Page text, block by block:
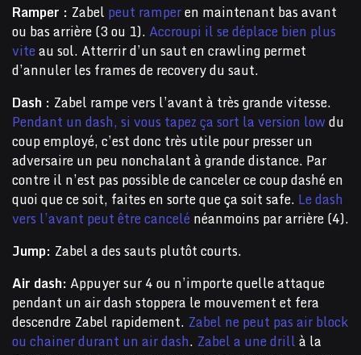
Ramper : Zabel peut ramperen maintenant bas avant
ou bas arrière (3 ou 1).Accroupi il se déplace bien plus
viteau sol. Atterrir d’un saut en crawling permet
d’annuler les frames de recovery du saut.
Dash : Zabel rampe vers l’avant à très grande vitesse.
Pendant un dash, si vous tapez ça sort la version lowdu
coup employé, c’est donc très utile pour presser un
adversaire un peu nonchalant à grande distance. Par
contre il n’est pas possible de canceler ce coup dashé en
quoi que ce soit, faites en sorte que ça soit safe. Le dash
vers l’avant peut être cancelénéanmoins par arrière (4).
Jump: Zabel a des sauts plutôt courts.
Air dash:Appuyer sur 4 ou n’importe quelle attaque
pendant un air dash stoppera le mouvement et fera
descendre Zabel rapidement. Zabel ne peut pas air block
ou chainer durant un air dash. Zabel a une drillà la